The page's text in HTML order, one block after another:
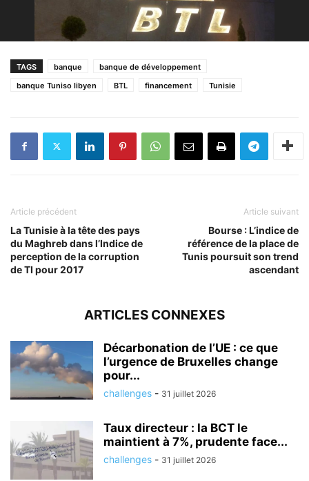
TAGS banque
banque de développement
banque Tuniso libyen
BTL financement Tunisie
Article précédent
La Tunisie à la tête des pays
du Maghreb dans l’Indice de
perception de la corruption
de TI pour 2017
Article suivant
Bourse : L’indice de
référence de la place de
Tunis poursuit son trend
ascendant
ARTICLES CONNEXES
Décarbonation de l’UE : ce que
l’urgence de Bruxelles change
pour...
challenges - 31 juillet 2026
Taux directeur : la BCT le
maintient à 7%, prudente face...
challenges - 31 juillet 2026